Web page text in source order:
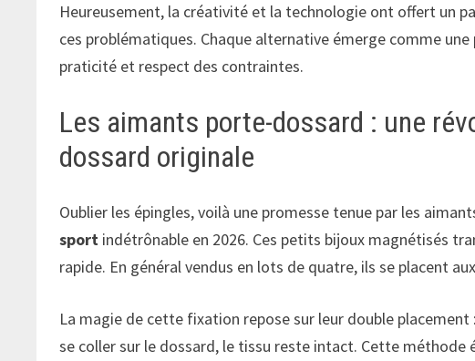
Heureusement, la créativité et la technologie ont offert un
ces problématiques. Chaque alternative émerge comme
praticité et respect des contraintes.
Les aimants porte-dossard : une
dossard originale
Oublier les épingles, voilà une promesse tenue par les
sport indétrônable en 2026. Ces petits bijoux magnétisés
rapide. En général vendus en lots de quatre, ils se placent
La magie de cette fixation repose sur leur double
se coller sur le dossard, le tissu reste intact. Cette